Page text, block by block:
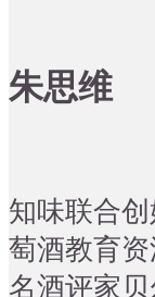
朱思维
知味联合
萄酒教育
名酒评家贝